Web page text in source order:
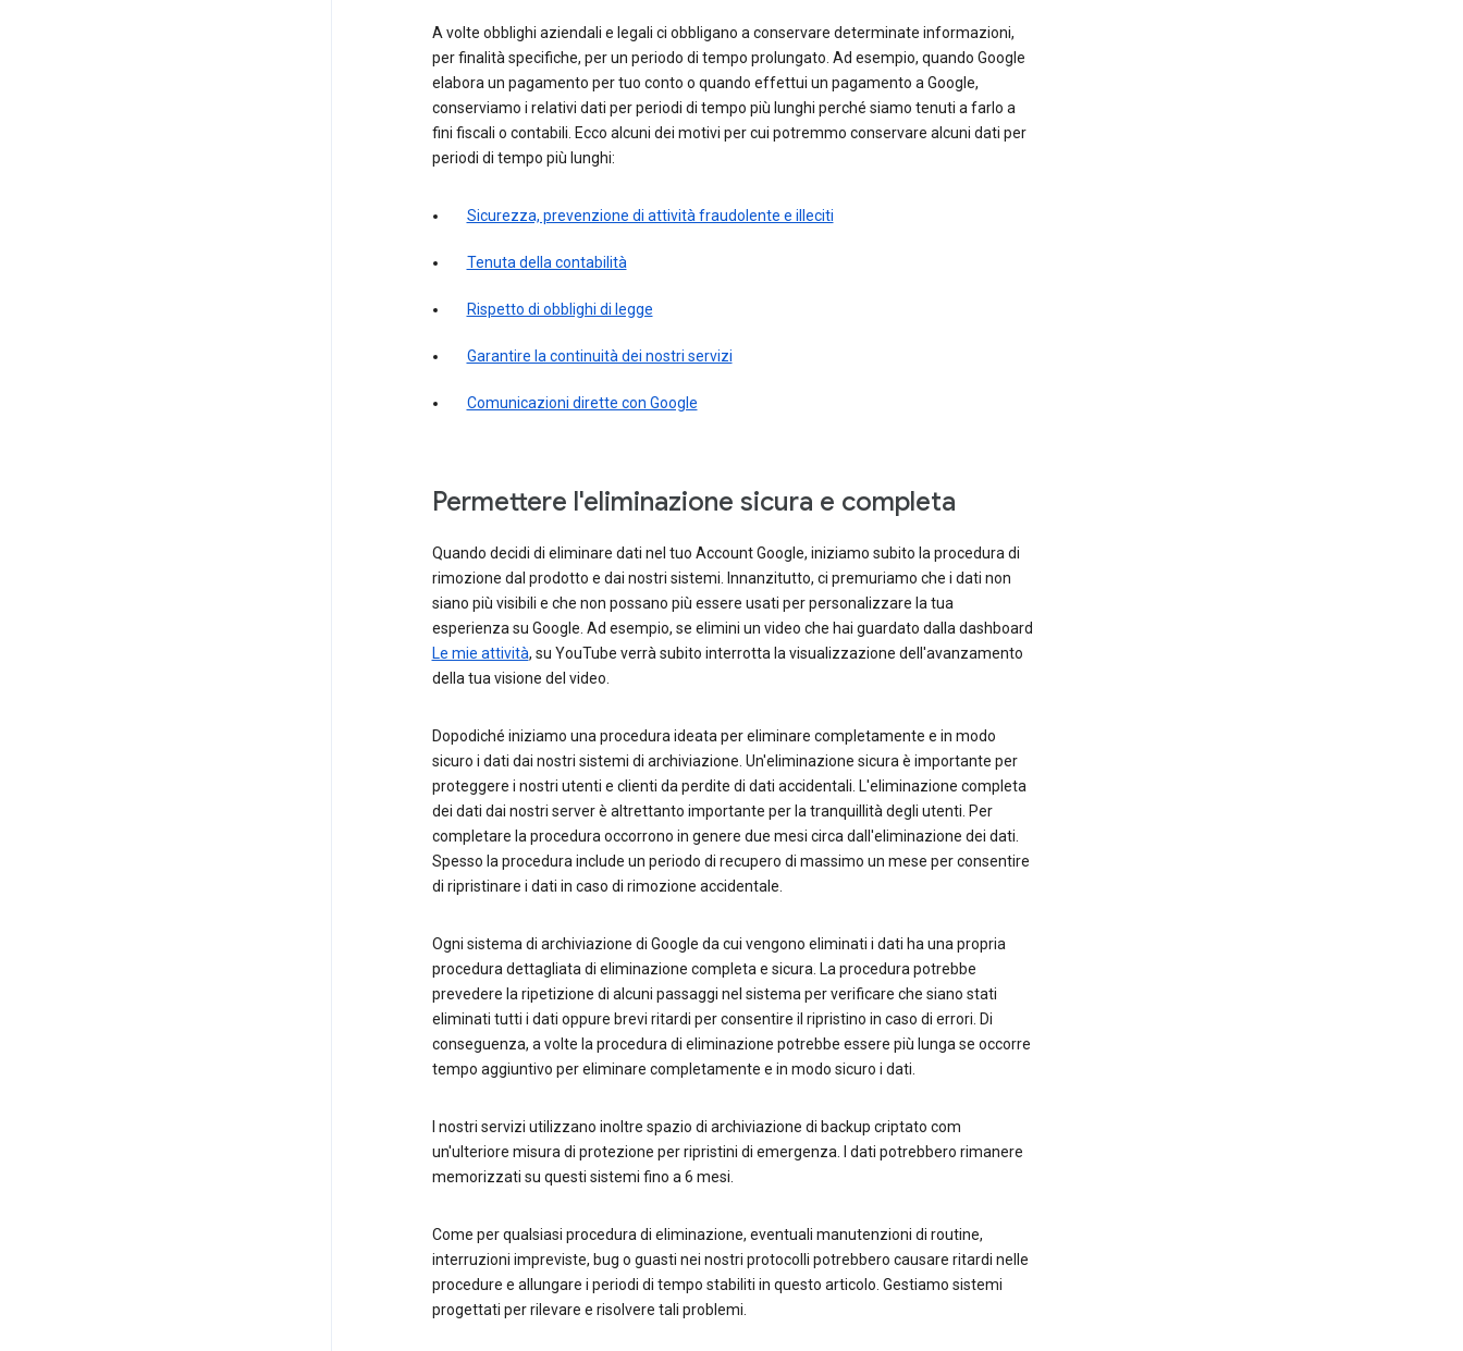
A volte obblighi aziendali e legali ci obbligano a conservare determinate informazioni,
per finalità specifiche, per un periodo di tempo prolungato. Ad esempio, quando Google
elabora un pagamento per tuo conto o quando effettui un pagamento a Google,
conserviamo i relativi dati per periodi di tempo più lunghi perché siamo tenuti a farlo a
fini fiscali o contabili. Ecco alcuni dei motivi per cui potremmo conservare alcuni dati per
periodi di tempo più lunghi:
Sicurezza, prevenzione di attività fraudolente e illeciti
Tenuta della contabilità
Rispetto di obblighi di legge
Garantire la continuità dei nostri servizi
Comunicazioni dirette con Google
Permettere l'eliminazione sicura e completa
Quando decidi di eliminare dati nel tuo Account Google, iniziamo subito la procedura di
rimozione dal prodotto e dai nostri sistemi. Innanzitutto, ci premuriamo che i dati non
siano più visibili e che non possano più essere usati per personalizzare la tua
esperienza su Google. Ad esempio, se elimini un video che hai guardato dalla dashboard
Le mie attività, su YouTube verrà subito interrotta la visualizzazione dell'avanzamento
della tua visione del video.
Dopodiché iniziamo una procedura ideata per eliminare completamente e in modo
sicuro i dati dai nostri sistemi di archiviazione. Un'eliminazione sicura è importante per
proteggere i nostri utenti e clienti da perdite di dati accidentali. L'eliminazione completa
dei dati dai nostri server è altrettanto importante per la tranquillità degli utenti. Per
completare la procedura occorrono in genere due mesi circa dall'eliminazione dei dati.
Spesso la procedura include un periodo di recupero di massimo un mese per consentire
di ripristinare i dati in caso di rimozione accidentale.
Ogni sistema di archiviazione di Google da cui vengono eliminati i dati ha una propria
procedura dettagliata di eliminazione completa e sicura. La procedura potrebbe
prevedere la ripetizione di alcuni passaggi nel sistema per verificare che siano stati
eliminati tutti i dati oppure brevi ritardi per consentire il ripristino in caso di errori. Di
conseguenza, a volte la procedura di eliminazione potrebbe essere più lunga se occorre
tempo aggiuntivo per eliminare completamente e in modo sicuro i dati.
I nostri servizi utilizzano inoltre spazio di archiviazione di backup criptato com
un'ulteriore misura di protezione per ripristini di emergenza. I dati potrebbero rimanere
memorizzati su questi sistemi fino a 6 mesi.
Come per qualsiasi procedura di eliminazione, eventuali manutenzioni di routine,
interruzioni impreviste, bug o guasti nei nostri protocolli potrebbero causare ritardi nelle
procedure e allungare i periodi di tempo stabiliti in questo articolo. Gestiamo sistemi
progettati per rilevare e risolvere tali problemi.